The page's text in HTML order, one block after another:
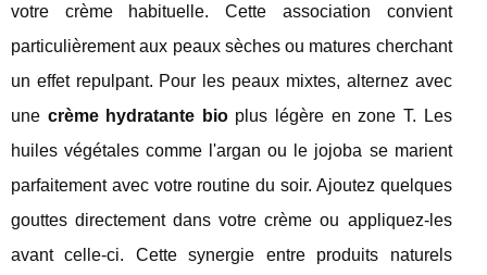
votre crème habituelle. Cette association convient
particulièrement aux peaux sèches ou matures cherchant
un effet repulpant. Pour les peaux mixtes, alternez avec
une crème hydratante bioplus légère en zone T. Les
huiles végétales comme l'argan ou le jojoba se marient
parfaitement avec votre routine du soir. Ajoutez quelques
gouttes directement dans votre crème ou appliquez-les
avant celle-ci. Cette synergie entre produits naturels